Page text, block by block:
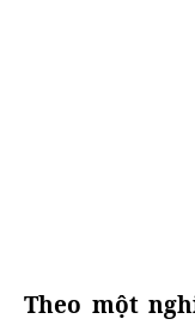
Theo một